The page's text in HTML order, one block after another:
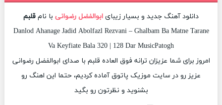
دانلود آهنگ جدید و بسیار زیبای ابوالفضل رضوانی با نام قلبم
Danlod Ahanage Jadid Abolfazl Rezvani – Ghalbam Ba Matne Tarane
Va Keyfiate Bala 320 | 128 Dar MusicPatogh
امروز برای شما عزیزان ترانه فوق العاده قلبم با صدای ابوالفضل رضوانی
عزیز رو در سایت موزیک پاتوق آماده کردیم، حتما این اهنگ رو
بشنوید و نظرتون رو بگید